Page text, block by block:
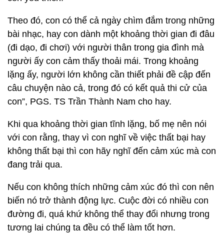
Theo đó, con có thể cả ngày chìm đắm trong những
bài nhạc, hay con dành một khoảng thời gian đi đâu
(đi dạo, đi chơi) với người thân trong gia đình mà
người ấy con cảm thấy thoải mái. Trong khoảng
lặng ấy, người lớn không cần thiết phải đề cập đến
câu chuyện nào cả, trong đó có kết quả thi cử của
con”, PGS. TS Trần Thành Nam cho hay.
Khi qua khoảng thời gian tĩnh lặng, bố mẹ nên nói
với con rằng, thay vì con nghĩ về việc thất bại hay
không thất bại thì con hãy nghĩ đến cảm xúc mà con
đang trải qua.
Nếu con không thích những cảm xúc đó thì con nên
biến nó trở thành động lực. Cuộc đời có nhiều con
đường đi, quá khứ không thể thay đổi nhưng trong
tương lai chúng ta đều có thể làm tốt hơn.